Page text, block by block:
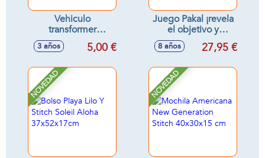
Vehiculo
transformer
fricción, escala 1:55
11'8x7x5'8cm
3 años 5,00 €
Juego Pakal ¡revela
el objetivo y
encuentra los
símbolos!
8 años 27,95 €
NOVEDAD NOVEDAD